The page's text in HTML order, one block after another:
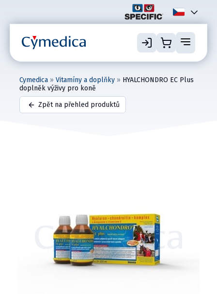
Cymedica » Vitamíny a doplňky » HYALCHONDRO EC Plus
doplněk výživy pro koně
Zpět na přehled produktů